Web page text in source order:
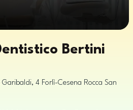
Bertini
Garibaldi, 4 Forlì-Cesena Rocca San